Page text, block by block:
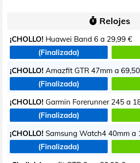
Relojes
¡CHOLLO! Huawei Band 6 a 29,99 €
(Finalizada)
¡CHOLLO! Amazfit GTR 47mm a
(Finalizada)
¡CHOLLO! Garmin Forerunner 245 a
(Finalizada)
¡CHOLLO! Samsung Watch4 40mm a
(Finalizada)